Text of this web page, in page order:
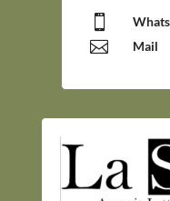

 Mail